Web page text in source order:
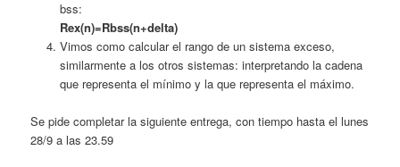
bss:
Rex(n)=Rbss(n+delta)
Vimos como calcular el rango de un sistema exceso,
similarmente a los otros sistemas: interpretando la cadena
que representa el mínimo y la que representa el máximo.
Se pide completar la siguiente entrega, con tiempo hasta el lunes
28/9 a las 23.59